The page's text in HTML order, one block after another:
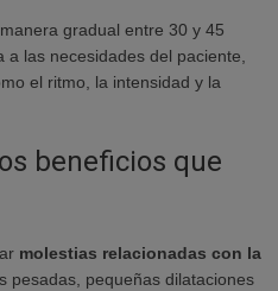
gradual entre 30 y 45
las necesidades del paciente,
el ritmo, la intensidad y la
beneficios que
molestias relacionadas con la
pesadas, pequeñas dilataciones